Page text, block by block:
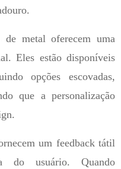
metal oferecem uma
Eles estão disponíveis
opções escovadas,
que a personalização
um feedback tátil
do usuário. Quando